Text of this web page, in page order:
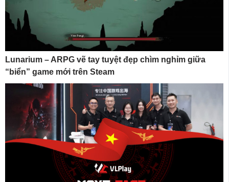
Lunarium – ARPG vẽ tay tuyệt đẹp chìm nghỉm giữa
“biển” game mới trên Steam